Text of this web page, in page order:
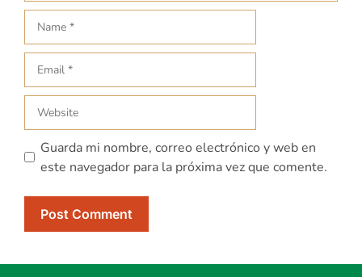
Guarda mi nombre, correo electrónico y web en
este navegador para la próxima vez que comente.